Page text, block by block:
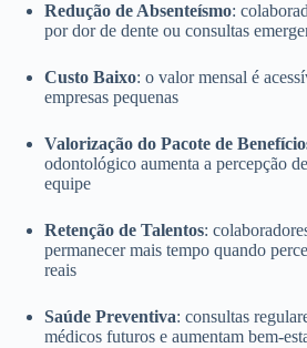
Redução de Absenteísmo:
por dor de dente ou consultas
Custo Baixo: o valor mensal é
empresas pequenas
Valorização do Pacote de
odontológico aumenta a percepção
equipe
Retenção de Talentos:
permanecer mais tempo quando
reais
Saúde Preventiva: consultas
médicos futuros e aumentam bem-